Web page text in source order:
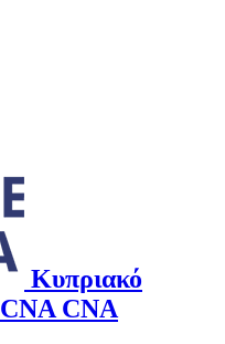
Κυπριακό
CNA CNA